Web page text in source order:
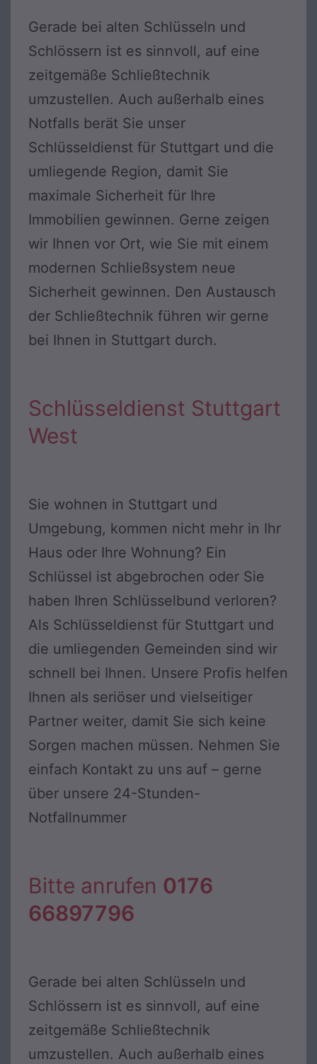
Gerade bei alten Schlüsseln und
Schlössern ist es sinnvoll, auf eine
zeitgemäße Schließtechnik
umzustellen. Auch außerhalb eines
Notfalls berät Sie unser
Schlüsseldienst für Stuttgart und die
umliegende Region, damit Sie
maximale Sicherheit für Ihre
Immobilien gewinnen. Gerne zeigen
wir Ihnen vor Ort, wie Sie mit einem
modernen Schließsystem neue
Sicherheit gewinnen. Den Austausch
der Schließtechnik führen wir gerne
bei Ihnen in Stuttgart durch.
Schlüsseldienst Stuttgart
West
Sie wohnen in Stuttgart und
Umgebung, kommen nicht mehr in Ihr
Haus oder Ihre Wohnung? Ein
Schlüssel ist abgebrochen oder Sie
haben Ihren Schlüsselbund verloren?
Als Schlüsseldienst für Stuttgart und
die umliegenden Gemeinden sind wir
schnell bei Ihnen. Unsere Profis helfen
Ihnen als seriöser und vielseitiger
Partner weiter, damit Sie sich keine
Sorgen machen müssen. Nehmen Sie
einfach Kontakt zu uns auf – gerne
über unsere 24-Stunden-
Notfallnummer
Bitte anrufen 0176
66897796
Gerade bei alten Schlüsseln und
Schlössern ist es sinnvoll, auf eine
zeitgemäße Schließtechnik
umzustellen. Auch außerhalb eines